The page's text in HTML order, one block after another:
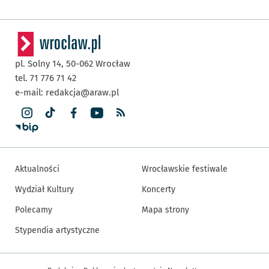
pl. Solny 14, 50-062 Wrocław
tel. 71 776 71 42
e-mail: redakcja@araw.pl
Aktualności
Wydział Kultury
Polecamy
Stypendia artystyczne
Wrocławskie festiwale
Koncerty
Mapa strony
Inne informacje